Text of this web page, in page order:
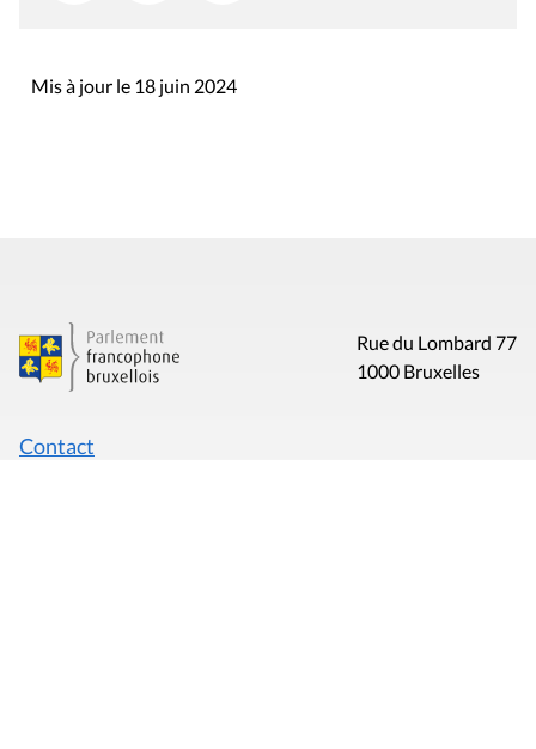
Mis à jour le 18 juin 2024
Rue du Lombard 77
1000 Bruxelles
Contact